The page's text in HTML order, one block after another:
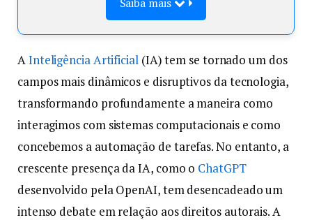
AInteligência Artificial(IA) tem se tornado um dos
campos mais dinâmicos e disruptivos da tecnologia,
transformando profundamente a maneira como
interagimos com sistemas computacionais e como
concebemos a automação de tarefas. No entanto, a
crescente presença da IA, como o ChatGPT
desenvolvido pela OpenAI, tem desencadeado um
intenso debate em relação aos direitos autorais. A